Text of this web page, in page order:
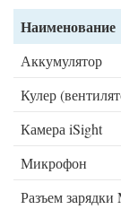
Наименование
Аккумулятор
Кулер
Камера iSight
Микрофон
Разъем зарядки